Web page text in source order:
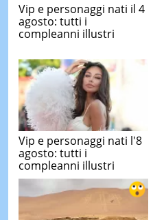
Vip e personaggi nati il 4
agosto: tutti i
compleanni illustri
Vip e personaggi nati l'8
agosto: tutti i
compleanni illustri